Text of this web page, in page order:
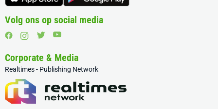
Volg ons op social media
Corporate & Media
Realtimes - Publishing Network